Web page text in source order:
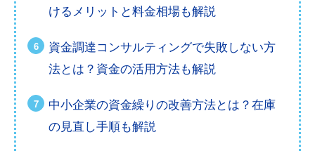
けるメリットと料金相場も解説
資金調達コンサルティングで失敗しない方
法とは？資金の活用方法も解説
中小企業の資金繰りの改善方法とは？在庫
の見直し手順も解説